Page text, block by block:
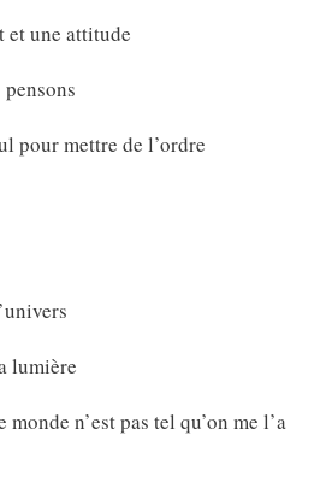
et une attitude
pour mettre de l’ordre
lumière
n’est pas tel qu’on me l’a